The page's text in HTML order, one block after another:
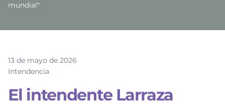
mundial"
13 de mayo de 2026
Intendencia
El intendente Larraza